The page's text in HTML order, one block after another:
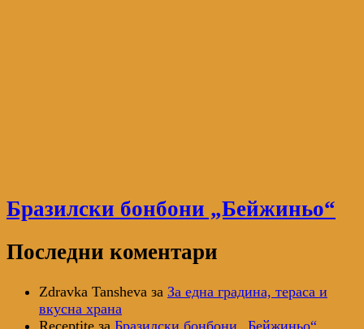
Бразилски бонбони „Бейжиньо“
Последни коментари
Zdravka Tansheva за За една градина, тераса и
вкусна храна
Receptite за Бразилски бонбони „Бейжиньо“